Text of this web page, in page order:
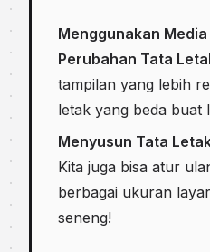
Menggunakan
Perubahan Tata
tampilan yang lebih
letak yang beda buat
Menyusun Tata
Kita juga bisa atur
berbagai ukuran
seneng!